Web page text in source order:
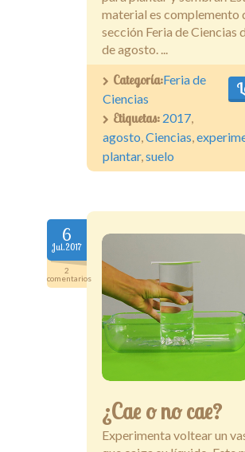
material es complemento
sección Feria de Ciencias
de agosto. ...
Categoría:Feria de
Ciencias
Etiquetas: 2017,
agosto,Ciencias,
plantar,suelo
6
Jul.2017
2
comentarios
¿Cae o no cae?
Experimenta voltear un